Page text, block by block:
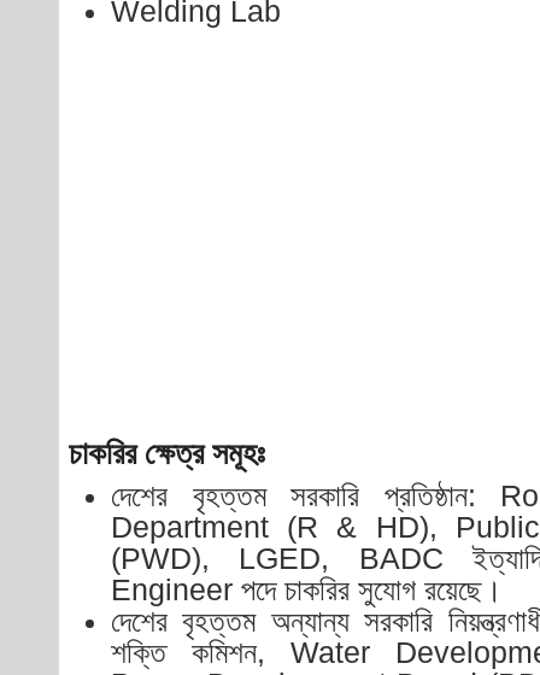
Welding Lab
চাকরির ক্ষেত্র সমূহঃ
দেশের বৃহত্তম সরকারি
Department (R & HD),
(PWD), LGED, BADC
Engineer পদে চাকরির সুযোগ রয়েছে।
দেশের বৃহত্তম অন্যান্য সরকারি
শক্তি কমিশন, Water